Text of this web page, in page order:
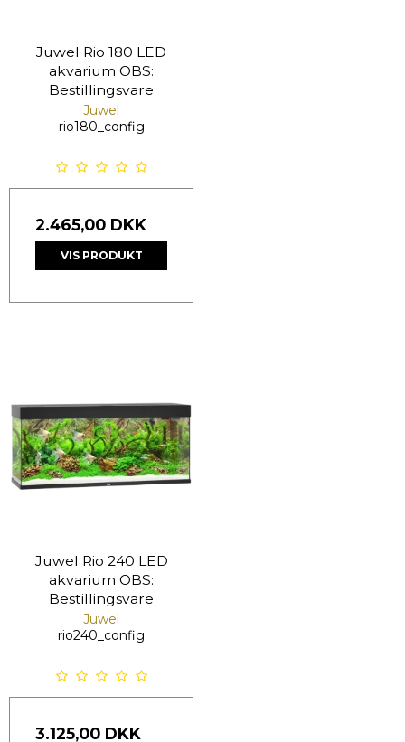
Juwel Rio 180 LED
akvarium OBS:
Bestillingsvare
Juwel
rio180_config
2.465,00 DKK
VIS PRODUKT
Juwel Rio 240 LED
akvarium OBS:
Bestillingsvare
Juwel
rio240_config
3.125,00 DKK